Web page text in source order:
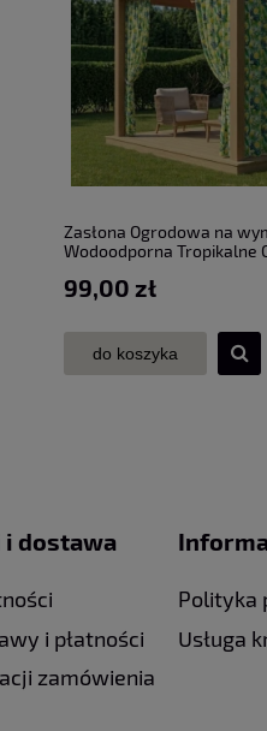
Zasłona Ogrodowa na
Wodoodporna Tropikalne
99,00 zł
do koszyka
i dostawa
i płatności
zamówienia
Polityka
Usługa